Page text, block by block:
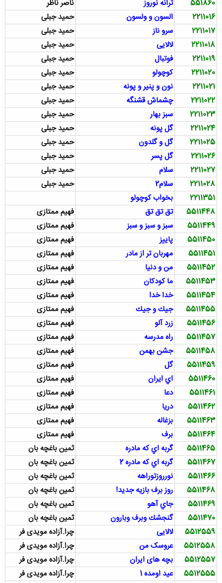
551860
ترانه نوروز
ناصر ناظر
2211016
السون و ولسون
حمید جبلی
2211017
سرو ناز
حمید جبلی
2211018
لالایی
حمید جبلی
2211019
فوتبال
حمید جبلی
2211020
کوچولو
حمید جبلی
2211021
نون و پنیر و پونه
حمید جبلی
2211022
چشماش قشنگه
حمید جبلی
2211023
سبز بهار
حمید جبلی
2211024
گل پونه
حمید جبلی
2211025
گل و گلدون
حمید جبلی
2211026
گل پسر
حمید جبلی
2211027
سلام
حمید جبلی
2211028
سلام2
حمید جبلی
2211351
بخواب کوچولو
5511448
تق تق تق
فهیم ممتازی
5511449
سبز و سبز و سبز
فهیم ممتازی
5511450
پاييز
فهیم ممتازی
5511451
مهربان تر از مادر
فهیم ممتازی
5511452
من و دنيا
فهیم ممتازی
5511453
ما كودكان
فهیم ممتازی
5511454
خدا خدا
فهیم ممتازی
5511455
جيك و جيك
فهیم ممتازی
5511456
زرد آلو
فهیم ممتازی
5511457
راه مدرسه
فهیم ممتازی
5511458
جشن بهمن
فهیم ممتازی
5511459
گل
فهیم ممتازی
5511460
اي ايران
فهیم ممتازی
5511461
دعا
فهیم ممتازی
5511462
دريا
فهیم ممتازی
5511463
بزغاله
فهیم ممتازی
5511464
برف
فهیم ممتازی
5511465
گربه اي كه مادره
ثمین باغچه بان
5511467
گربه اي كه مادره 2
ثمین باغچه بان
5511466
نورروزتوراهه
ثمین باغچه بان
5511468
روز برف بازيه جدید!
ثمین باغچه بان
5511469
جاي آهو
ثمین باغچه بان
5511470
گنجشك وبرف وبارون
ثمین باغچه بان
5512559
لالایی
چرا.آزاده مویدی فر
5512558
عروسک من
چرا.آزاده مویدی فر
5512557
بچه های ایران
چرا.آزاده مویدی فر
5512555
عید اومده 1
چرا.آزاده مویدی فر